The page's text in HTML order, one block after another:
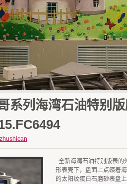
系列海湾石油特别
zhushican
全新海湾石油特别版表的
形表壳下，盘面上点缀着
的太阳纹蛋白石磨砂表盘